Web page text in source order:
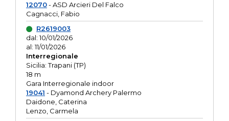
12070- ASD Arcieri Del Falco
Cagnacci, Fabio
R2619003
dal: 10/01/2026
al: 11/01/2026
Interregionale
Sicilia: Trapani (TP)
18 m
Gara Interregionale indoor
19041 - Dyamond Archery Palermo
Daidone, Caterina
Lenzo, Carmela